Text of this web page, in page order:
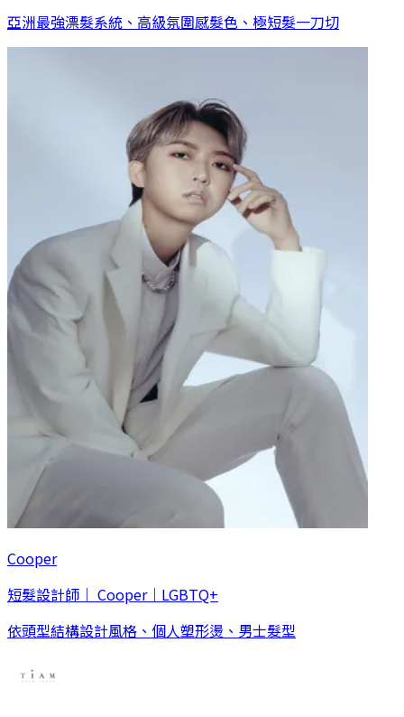
亞洲最強漂髮系統、高級氛圍感髮色、極短髮一刀切
Cooper
短髮設計師｜ Cooper｜LGBTQ+
依頭型結構設計風格、個人塑形燙、男士髮型